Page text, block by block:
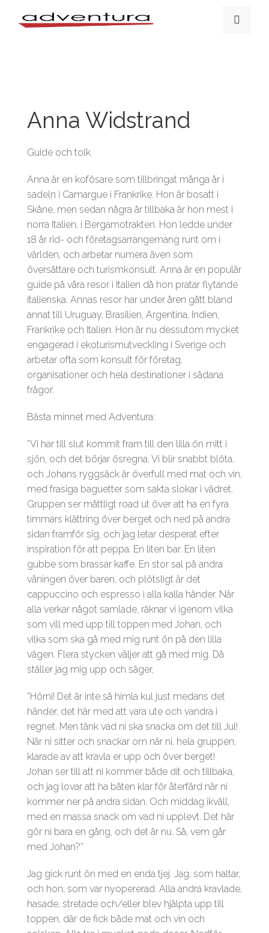
Anna Widstrand
Guide och tolk
Anna är en kofösare som tillbringat många år i
sadeln i Camargue i Frankrike. Hon är bosatt i
Skåne, men sedan några år tillbaka är hon mest i
norra Italien, i Bergamotrakten. Hon ledde under
18 år rid- och företagsarrangemang runt om i
världen, och arbetar numera även som
översättare och turismkonsult. Anna är en populär
guide på våra resor i Italien då hon pratar flytande
italienska. Annas resor har under åren gått bland
annat till Uruguay, Brasilien, Argentina, Indien,
Frankrike och Italien. Hon är nu dessutom mycket
engagerad i ekoturismutveckling i Sverige och
arbetar ofta som konsult för företag,
organisationer och hela destinationer i sådana
frågor.
Bästa minnet med Adventura:
”Vi har till slut kommit fram till den lilla ön mitt i
sjön, och det börjar ösregna. Vi blir snabbt blöta,
och Johans ryggsäck är överfull med mat och vin,
med frasiga baguetter som sakta slokar i vädret.
Gruppen ser måttligt road ut över att ha en fyra
timmars klättring över berget och ned på andra
sidan framför sig, och jag letar desperat efter
inspiration för att peppa. En liten bar. En liten
gubbe som brassar kaffe. En stor sal på andra
våningen över baren, och plötsligt är det
cappuccino och espresso i alla kalla händer. När
alla verkar något samlade, räknar vi igenom vilka
som vill med upp till toppen med Johan, och
vilka som ska gå med mig runt ön på den lilla
vägen. Flera stycken väljer att gå med mig. Då
ställer jag mig upp och säger,
”Hörni! Det är inte så himla kul just medans det
händer, det här med att vara ute och vandra i
regnet. Men tänk vad ni ska snacka om det till Jul!
När ni sitter och snackar om när ni, hela gruppen,
klarade av att kravla er upp och över berget!
Johan ser till att ni kommer både dit och tillbaka,
och jag lovar att ha båten klar för återfärd när ni
kommer ner på andra sidan. Och middag ikväll,
med en massa snack om vad ni upplevt. Det här
gör ni bara en gång, och det är nu. Så, vem går
med Johan?”
Jag gick runt ön med en enda tjej. Jag, som haltar,
och hon, som var nyopererad. Alla andra kravlade,
hasade, stretade och/eller blev hjälpta upp till
toppen, där de fick både mat och vin och